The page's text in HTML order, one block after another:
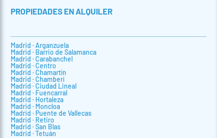
PROPIEDADES EN ALQUILER
Madrid · Arganzuela
Madrid · Barrio de Salamanca
Madrid · Carabanchel
Madrid · Centro
Madrid · Chamartín
Madrid · Chamberí
Madrid · Ciudad Lineal
Madrid · Fuencarral
Madrid · Hortaleza
Madrid · Moncloa
Madrid · Puente de Vallecas
Madrid · Retiro
Madrid · San Blas
Madrid · Tetuán